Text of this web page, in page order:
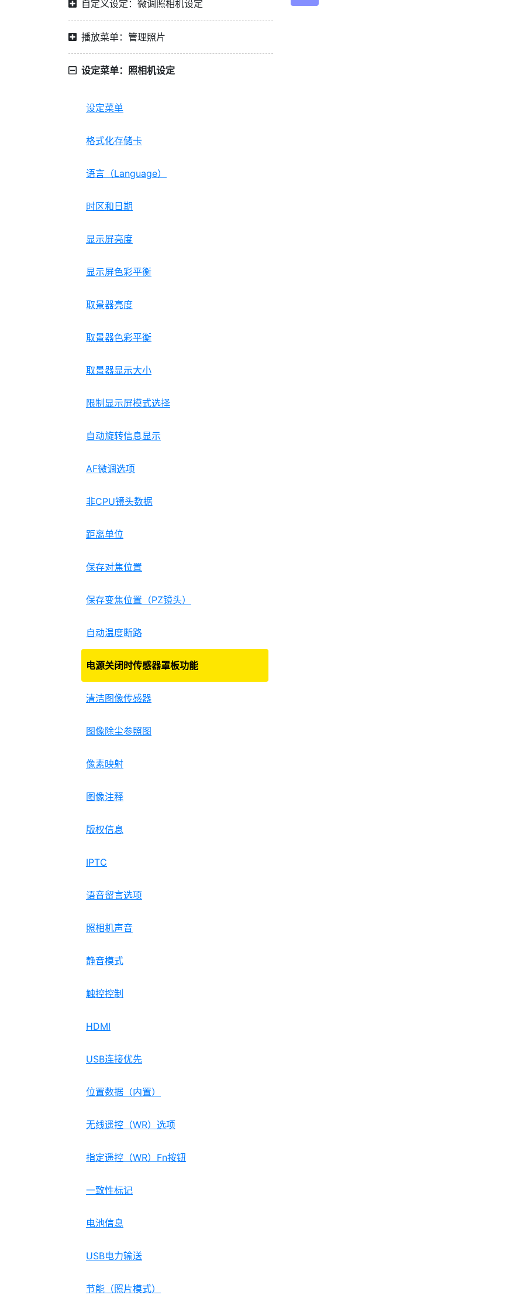
自定义设定：微调照相机设定
播放菜单：管理照片
设定菜单：照相机设定
设定菜单
格式化存储卡
语言（Language）
时区和日期
显示屏亮度
显示屏色彩平衡
取景器亮度
取景器色彩平衡
取景器显示大小
限制显示屏模式选择
自动旋转信息显示
AF微调选项
非CPU镜头数据
距离单位
保存对焦位置
保存变焦位置（PZ镜头）
自动温度断路
电源关闭时传感器罩板功能
清洁图像传感器
图像除尘参照图
像素映射
图像注释
版权信息
IPTC
语音留言选项
照相机声音
静音模式
触控控制
HDMI
USB连接优先
位置数据（内置）
无线遥控（WR）选项
指定遥控（WR）Fn按钮
一致性标记
电池信息
USB电力输送
节能（照片模式）